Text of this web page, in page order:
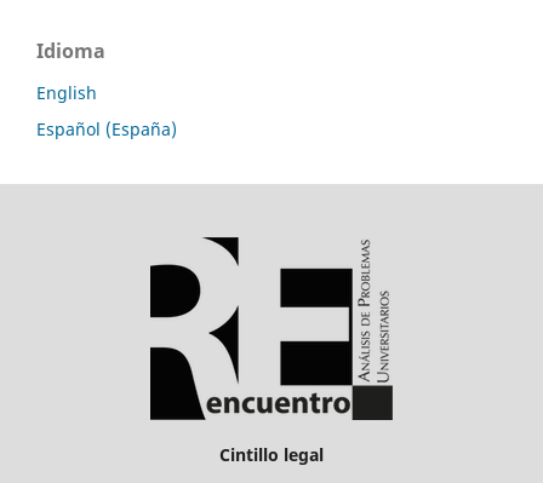
Idioma
English
Español (España)
Cintillo legal